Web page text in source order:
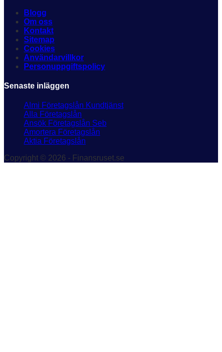
Blogg
Om oss
Kontakt
Sitemap
Cookies
Användarvillkor
Personuppgiftspolicy
Senaste inläggen
Almi Företagslån Kundtjänst
Alla Företagslån
Ansök Företagslån Seb
Amortera Företagslån
Aktia Företagslån
Copyright © 2026 - Finansruset.se